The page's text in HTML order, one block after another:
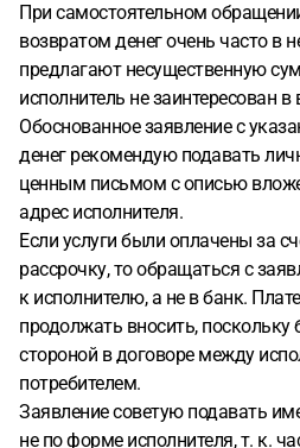
При самостоятельном
возвратом денег очень часто в
предлагают несущественную
исполнитель не заинтересован в
Обоснованное заявление с
денег рекомендую подавать
ценным письмом с описью
адрес исполнителя.
Если услуги были оплачены за
рассрочку, то обращаться с
к исполнителю, а не в банк.
продолжать вносить, поскольку
стороной в договоре между
потребителем.
Заявление советую подавать
не по форме исполнителя, т. к.